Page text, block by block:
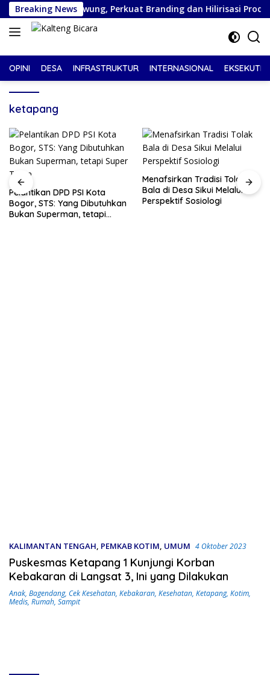
Langsung
ke
konten
Breaking News
Desa Tuwung, Perkuat Branding dan Hilirisasi Produk
OPINI DESA INFRASTRUKTUR INTERNASIONAL EKSEKUTIF
ketapang
Pelantikan DPD PSI Kota
Bogor, STS: Yang Dibutuhkan
Bukan Superman, tetapi
Menafsirkan Tradisi Tolak
Bala di Desa Sikui Melalui
Perspektif Sosiologi
KALIMANTAN TENGAH, PEMKAB KOTIM, UMUM 4 Oktober 2023
Puskesmas Ketapang 1 Kunjungi Korban
Kebakaran di Langsat 3, Ini yang Dilakukan
Anak, Bagendang, Cek Kesehatan, Kebakaran, Kesehatan, Ketapang, Kotim,
Medis, Rumah, Sampit